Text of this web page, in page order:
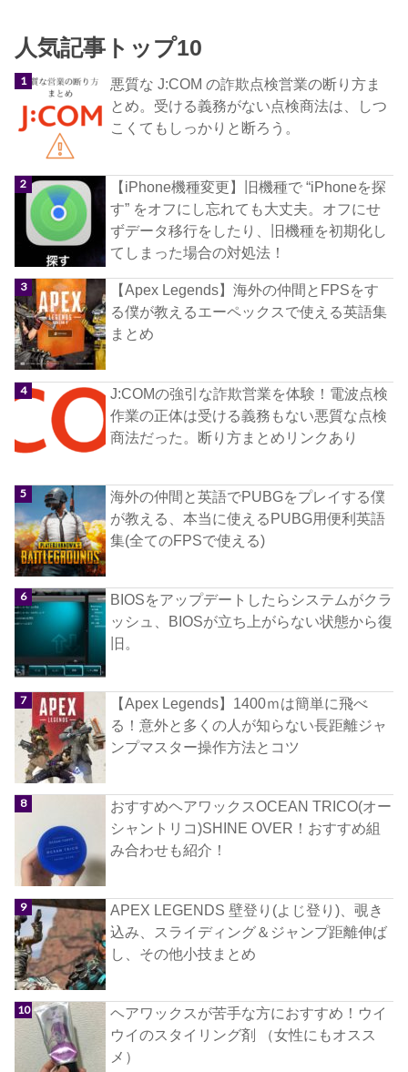
人気記事トップ10
悪質な J:COM の詐欺点検営業の断り方ま
とめ。受ける義務がない点検商法は、しつ
こくてもしっかりと断ろう。
【iPhone機種変更】旧機種で “iPhoneを探
す” をオフにし忘れても大丈夫。オフにせ
ずデータ移行をしたり、旧機種を初期化し
てしまった場合の対処法！
【Apex Legends】海外の仲間とFPSをす
る僕が教えるエーペックスで使える英語集
まとめ
J:COMの強引な詐欺営業を体験！電波点検
作業の正体は受ける義務もない悪質な点検
商法だった。断り方まとめリンクあり
海外の仲間と英語でPUBGをプレイする僕
が教える、本当に使えるPUBG用便利英語
集(全てのFPSで使える)
BIOSをアップデートしたらシステムがクラ
ッシュ、BIOSが立ち上がらない状態から復
旧。
【Apex Legends】1400ｍは簡単に飛べ
る！意外と多くの人が知らない長距離ジャ
ンプマスター操作方法とコツ
おすすめヘアワックスOCEAN TRICO(オー
シャントリコ)SHINE OVER！おすすめ組
み合わせも紹介！
APEX LEGENDS 壁登り(よじ登り)、覗き
込み、スライディング＆ジャンプ距離伸ば
し、その他小技まとめ
ヘアワックスが苦手な方におすすめ！ウイ
ウイのスタイリング剤 （女性にもオスス
メ）